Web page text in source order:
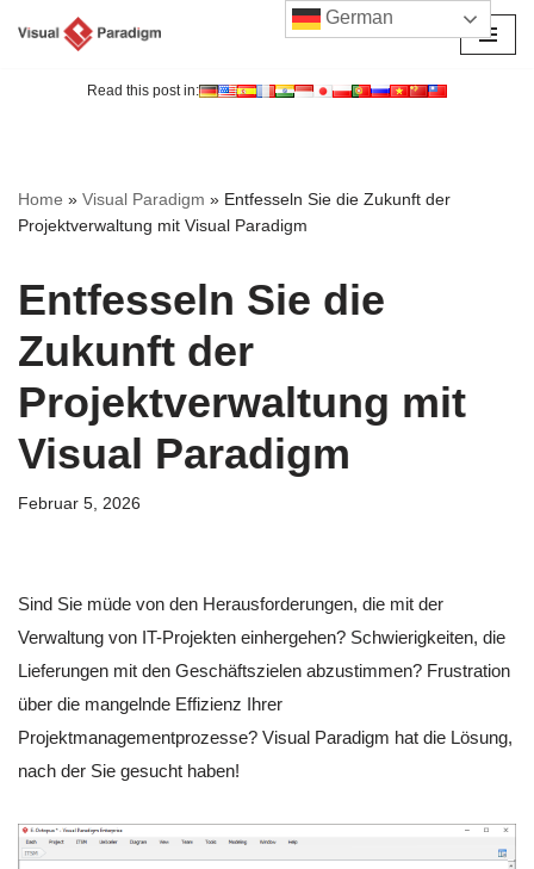
Read this post in:
Home » Visual Paradigm » Entfesseln Sie die Zukunft der
Projektverwaltung mit Visual Paradigm
Entfesseln Sie die
Zukunft der
Projektverwaltung mit
Visual Paradigm
Februar 5, 2026
Sind Sie müde von den Herausforderungen, die mit der
Verwaltung von IT-Projekten einhergehen? Schwierigkeiten, die
Lieferungen mit den Geschäftszielen abzustimmen? Frustration
über die mangelnde Effizienz Ihrer
Projektmanagementprozesse? Visual Paradigm hat die Lösung,
nach der Sie gesucht haben!
German